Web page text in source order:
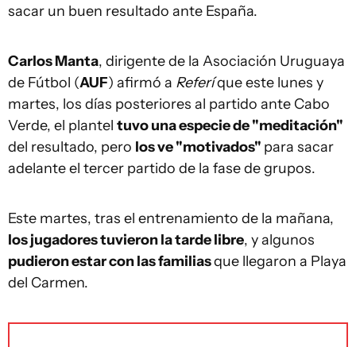
sacar un buen resultado ante España.
Carlos Manta, dirigente de la Asociación Uruguaya
de Fútbol (AUF) afirmó a Referíque este lunes y
martes, los días posteriores al partido ante Cabo
Verde, el plantel tuvo una especie de "meditación"
del resultado, pero los ve "motivados" para sacar
adelante el tercer partido de la fase de grupos.
Este martes, tras el entrenamiento de la mañana,
los jugadores tuvieron la tarde libre, y algunos
pudieron estar con las familiasque llegaron a Playa
del Carmen.